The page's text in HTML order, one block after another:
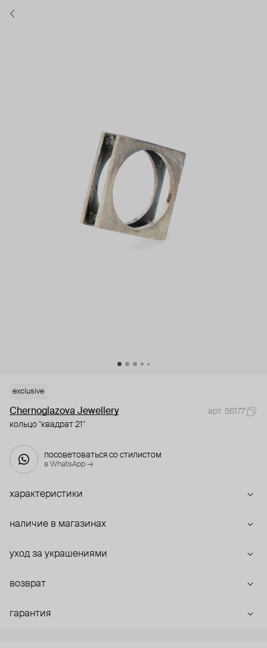
exclusive
Chernoglazova Jewellery
арт. 56177
кольцо "квадрат 21"
посоветоваться со стилистом
в WhatsApp →
характеристики
наличие в магазинах
уход за украшениями
возврат
гарантия